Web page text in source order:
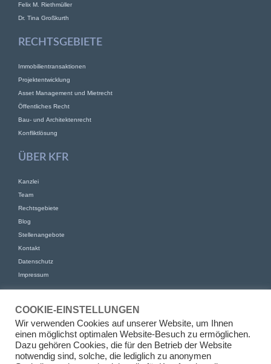
Felix M. Riethmüller
Dr. Tina Großkurth
RECHTSGEBIETE
Immobilientransaktionen
Projektentwicklung
Asset Management und Mietrecht
Öffentliches Recht
Bau- und Architektenrecht
Konfliktlösung
ÜBER KFR
Kanzlei
Team
Rechtsgebiete
Blog
Stellenangebote
Kontakt
Datenschutz
Impressum
KFR Kirchhoff Franke Riethmüller Partnerschaft von Rechtsanwälten
mbB
Am Kaiserkai 69
20457 Hamburg
COOKIE-EINSTELLUNGEN
Wir verwenden Cookies auf unserer Website, um Ihnen
einen möglichst optimalen Website-Besuch zu ermöglichen.
Dazu gehören Cookies, die für den Betrieb der Website
notwendig sind, solche, die lediglich zu anonymen